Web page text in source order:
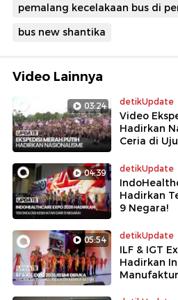
pemalang kecelakaan bus di
bus new shantika
Video Lainnya
03:24 detikUpdate
Video
Hadirkan
Ceria di
04:39 detikUpdate
Hadirkan
9 Negara!
05:54 detikUpdate
ILF & IGT
Hadirkan
Manufaktur